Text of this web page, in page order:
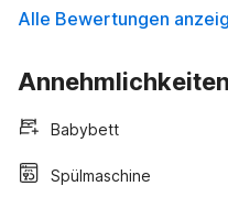
Alle Bewertungen
Annehmlichkeiten
Babybett
Spülmaschine